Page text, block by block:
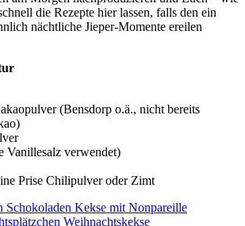
die Rezepte hier lassen, falls den ein
nächtliche Jieper-Momente ereilen
(Bensdorp o.ä., nicht bereits
Vanillesalz verwendet)
Prise Chilipulver oder Zimt